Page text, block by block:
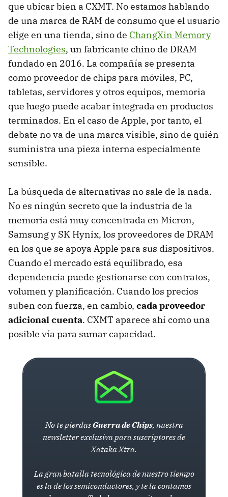
que ubicar bien a CXMT. No estamos hablando
de una marca de RAM de consumo que el usuario
elige en una tienda, sino de ChangXin Memory
Technologies, un fabricante chino de DRAM
fundado en 2016. La compañía se presenta
como proveedor de chips para móviles, PC,
tabletas, servidores y otros equipos, memoria
que luego puede acabar integrada en productos
terminados. En el caso de Apple, por tanto, el
debate no va de una marca visible, sino de quién
suministra una pieza interna especialmente
sensible.
La búsqueda de alternativas no sale de la nada.
No es ningún secreto que la industria de la
memoria está muy concentrada en Micron,
Samsung y SK Hynix, los proveedores de DRAM
en los que se apoya Apple para sus dispositivos.
Cuando el mercado está equilibrado, esa
dependencia puede gestionarse con contratos,
volumen y planificación. Cuando los precios
suben con fuerza, en cambio, cada proveedor
adicional cuenta. CXMT aparece ahí como una
posible vía para sumar capacidad.
No te pierdasGuerra de Chips, nuestra
newsletter exclusiva para suscriptores de
Xataka Xtra.
La gran batalla tecnológica de nuestro tiempo
es la de los semiconductores, y te la contamos